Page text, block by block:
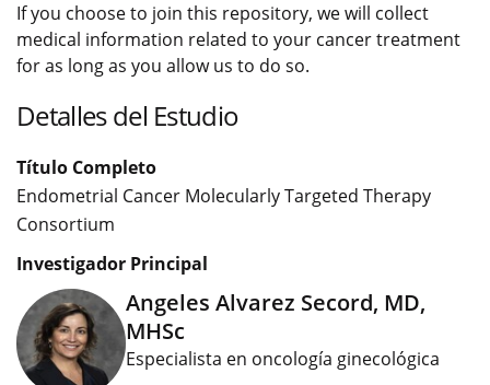
If you choose to join this repository, we will collect
medical information related to your cancer treatment
for as long as you allow us to do so.
Detalles del Estudio
Título Completo
Endometrial Cancer Molecularly Targeted Therapy
Consortium
Investigador Principal
Angeles Alvarez Secord, MD,
MHSc
Especialista en oncología ginecológica